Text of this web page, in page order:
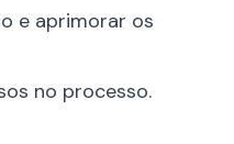
e aprimorar os
no processo.